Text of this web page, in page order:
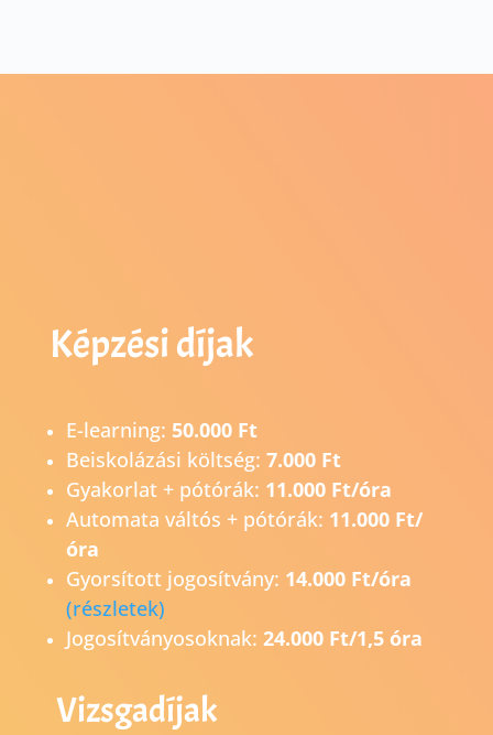
Képzési díjak
E-learning: 50.000 Ft
Beiskolázási költség: 7.000 Ft
Gyakorlat + pótórák: 11.000 Ft/óra
Automata váltós + pótórák: 11.000 Ft/
óra
Gyorsított jogosítvány: 14.000 Ft/óra
(részletek)
Jogosítványosoknak: 24.000 Ft/1,5 óra
Vizsgadíjak